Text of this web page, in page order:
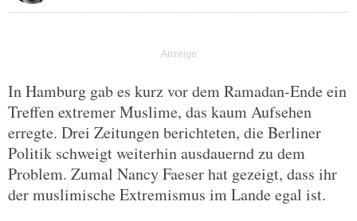
In Hamburg gab es kurz vor dem Ramadan-Ende ein
Treffen extremer Muslime, das kaum Aufsehen
erregte. Drei Zeitungen berichteten, die Berliner
Politik schweigt weiterhin ausdauernd zu dem
Problem. Zumal Nancy Faeser hat gezeigt, dass ihr
der muslimische Extremismus im Lande egal ist.